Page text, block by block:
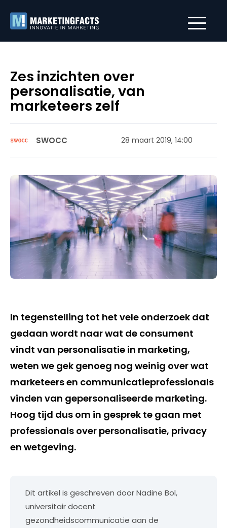
Zes inzichten over
personalisatie, van
marketeers zelf
SWOCC 28 maart 2019, 14:00
In tegenstelling tot het vele onderzoek dat
gedaan wordt naar wat de consument
vindt van personalisatie in marketing,
weten we gek genoeg nog weinig over wat
marketeers en communicatieprofessionals
vinden van gepersonaliseerde marketing.
Hoog tijd dus om in gesprek te gaan met
professionals over personalisatie, privacy
en wetgeving.
Dit artikel is geschreven door Nadine Bol,
universitair docent
gezondheidscommunicatie aan de